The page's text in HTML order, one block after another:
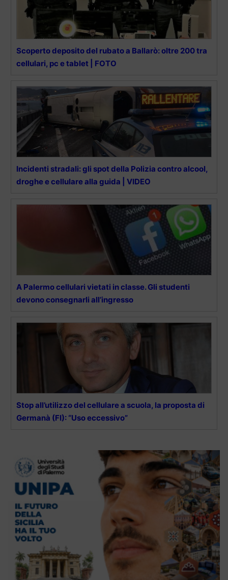
Scoperto deposito del rubato a Ballarò: oltre 200 tra
cellulari, pc e tablet | FOTO
Incidenti stradali: gli spot della Polizia contro alcool,
droghe e cellulare alla guida | VIDEO
A Palermo cellulari vietati in classe. Gli studenti
devono consegnarli all’ingresso
Stop all’utilizzo del cellulare a scuola, la proposta di
Germanà (FI): “Uso eccessivo”